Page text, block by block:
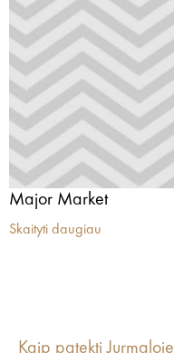
Major Market
Skaityti daugiau
Kaip patekti Jurmaloje